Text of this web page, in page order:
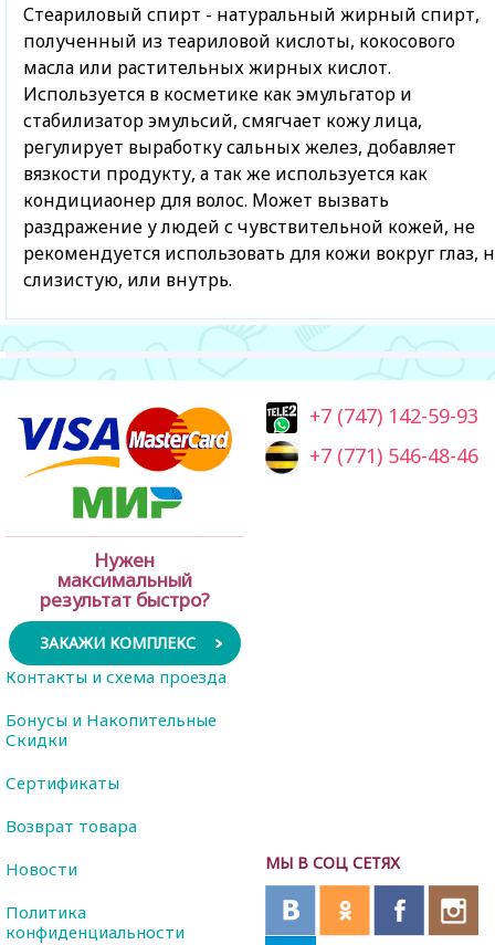
Стеариловый спирт - натуральный жирный спирт,
полученный из теариловой кислоты, кокосового
масла или растительных жирных кислот.
Используется в косметике как эмульгатор и
стабилизатор эмульсий, смягчает кожу лица,
регулирует выработку сальных желез, добавляет
вязкости продукту, а так же используется как
кондициаонер для волос. Может вызвать
раздражение у людей с чувствительной кожей, не
рекомендуется использовать для кожи вокруг глаз,
слизистую, или внутрь.
Нужен
максимальный
результат быстро?
ЗАКАЖИ КОМПЛЕКС
+7 (747) 142-59-93
+7 (771) 546-48-46
МЫ В СОЦ СЕТЯХ
Контакты и схема проезда
Бонусы и Накопительные
Скидки
Сертификаты
Возврат товара
Новости
Политика
конфиденциальности